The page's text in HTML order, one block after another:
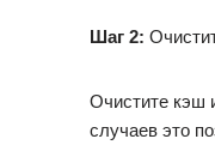
Шаг 2:
Очистите кэш
случаев это